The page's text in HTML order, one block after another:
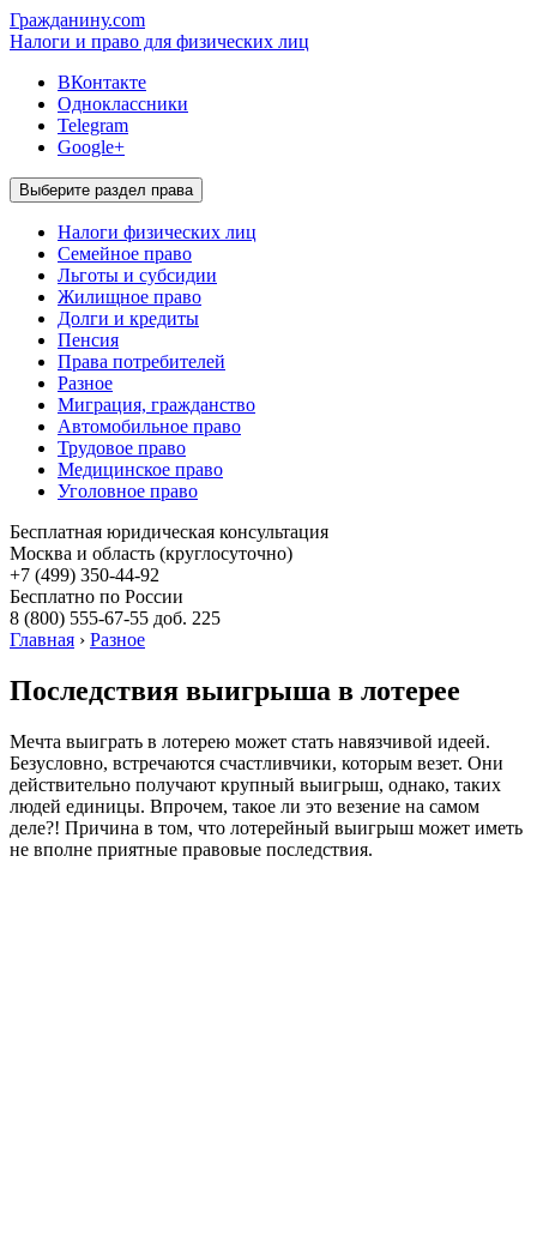
Гражданину.com
Налоги и право для физических лиц
ВКонтакте
Одноклассники
Telegram
Google+
Выберите раздел права
Налоги физических лиц
Семейное право
Льготы и субсидии
Жилищное право
Долги и кредиты
Пенсия
Права потребителей
Разное
Миграция, гражданство
Автомобильное право
Трудовое право
Медицинское право
Уголовное право
Бесплатная юридическая консультация
Москва и область (круглосуточно)
+7 (499) 350-44-92
Бесплатно по России
8 (800) 555-67-55 доб. 225
Главная › Разное
Последствия выигрыша в лотерее
Мечта выиграть в лотерею может стать навязчивой идеей.
Безусловно, встречаются счастливчики, которым везет. Они
действительно получают крупный выигрыш, однако, таких
людей единицы. Впрочем, такое ли это везение на самом
деле?! Причина в том, что лотерейный выигрыш может иметь
не вполне приятные правовые последствия.